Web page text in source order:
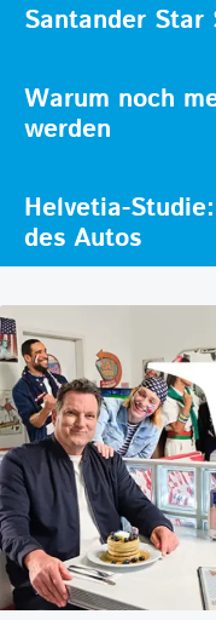
Santander Star
Warum noch
werden
Helvetia-
des Autos